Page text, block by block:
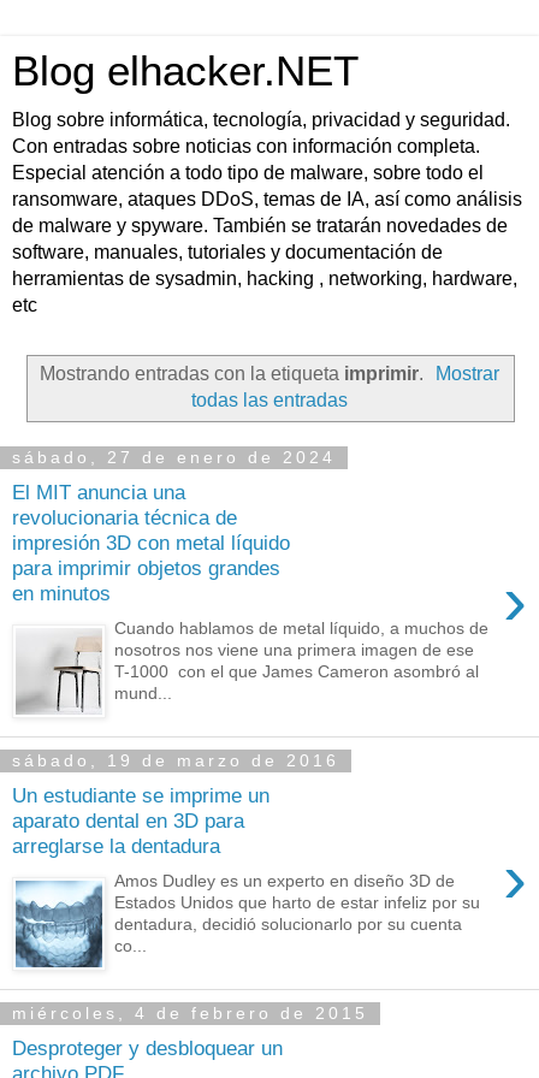
Blog elhacker.NET
Blog sobre informática, tecnología, privacidad y seguridad.
Con entradas sobre noticias con información completa.
Especial atención a todo tipo de malware, sobre todo el
ransomware, ataques DDoS, temas de IA, así como análisis
de malware y spyware. También se tratarán novedades de
software, manuales, tutoriales y documentación de
herramientas de sysadmin, hacking , networking, hardware,
etc
Mostrando entradas con la etiqueta imprimir.
Mostrar
todas las entradas
sábado, 27 de enero de 2024
El MIT anuncia una
revolucionaria técnica de
impresión 3D con metal líquido
para imprimir objetos grandes
en minutos
›
Cuando hablamos de metal líquido, a muchos de
nosotros nos viene una primera imagen de ese
T-1000 con el que James Cameron asombró al
mund...
sábado, 19 de marzo de 2016
Un estudiante se imprime un
aparato dental en 3D para
arreglarse la dentadura
›
Amos Dudley es un experto en diseño 3D de
Estados Unidos que harto de estar infeliz por su
dentadura, decidió solucionarlo por su cuenta
co...
miércoles, 4 de febrero de 2015
Desproteger y desbloquear un